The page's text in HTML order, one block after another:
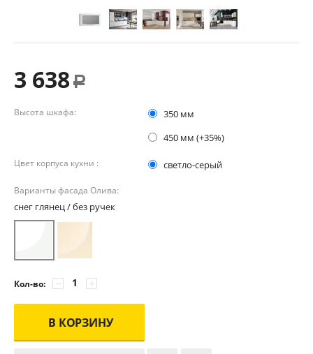
3 638 Р
Высота шкафа:
350 мм
450 мм (+35%)
Цвет корпуса кухни : светло-серый
Варианты фасада Олива:
снег глянец / без ручек
Кол-во: +
−
В КОРЗИНУ